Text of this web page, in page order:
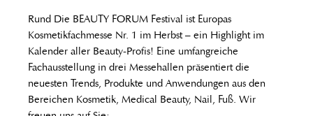
Rund Die BEAUTY FORUM Festival ist Europas
Kosmetikfachmesse Nr. 1 im Herbst – ein Highlight im
Kalender aller Beauty-Profis! Eine umfangreiche
Fachausstellung in drei Messehallen präsentiert die
neuesten Trends, Produkte und Anwendungen aus den
Bereichen Kosmetik, Medical Beauty, Nail, Fuß. Wir